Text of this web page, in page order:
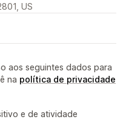
US
aos seguintes dados para
na política de privacidade
e de atividade